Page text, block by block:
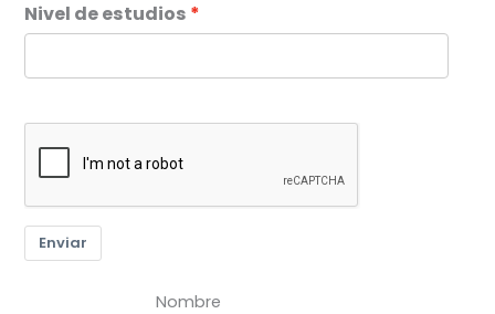
Nivel de estudios
Enviar
Nombre